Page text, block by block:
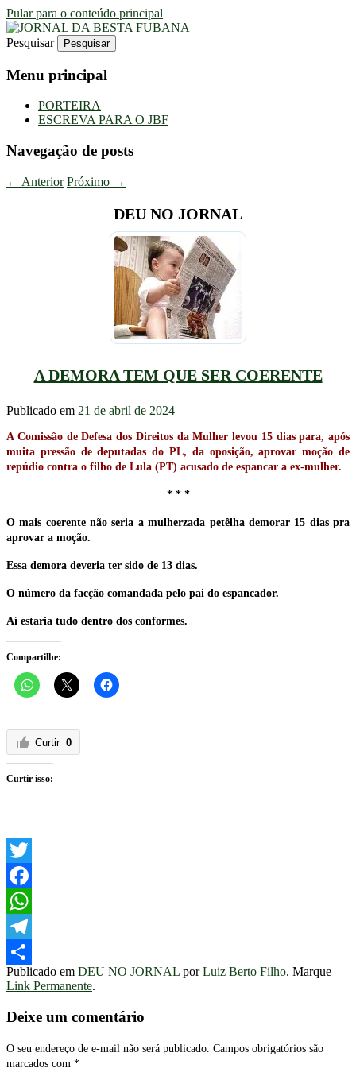
Pular para o conteúdo principal
JORNAL DA BESTA FUBANA
Uma Gazeta Escrota
Pesquisar
Menu principal
PORTEIRA
ESCREVA PARA O JBF
Navegação de posts
← Anterior Próximo →
DEU NO JORNAL
A DEMORA TEM QUE SER COERENTE
Publicado em 21 de abril de 2024
A Comissão de Defesa dos Direitos da Mulher levou 15 dias para, após
muita pressão de deputadas do PL, da oposição, aprovar moção de
repúdio contra o filho de Lula (PT) acusado de espancar a ex-mulher.
* * *
O mais coerente não seria a mulherzada petêlha demorar 15 dias pra
aprovar a moção.
Essa demora deveria ter sido de 13 dias.
O número da facção comandada pelo pai do espancador.
Aí estaria tudo dentro dos conformes.
Compartilhe:
Curtir 0
Curtir isso:
Twitter
Facebook
WhatsApp
Telegram
Share
Publicado em DEU NO JORNAL porLuiz Berto Filho. Marque
Link Permanente.
Deixe um comentário
O seu endereço de e-mail não será publicado. Campos obrigatórios são
marcados com *